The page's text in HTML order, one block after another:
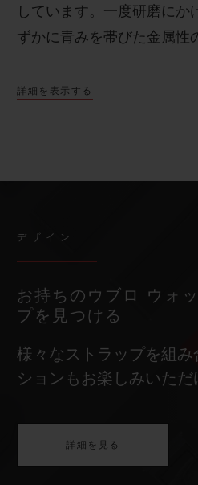
しています。一度研磨にか
ずかに青みを帯びた金属性
詳細を表示する
デザイン
お持ちのウブロ ウォ
プを見つける
様々なストラップを組
ションもお楽しみいただ
詳細を見る